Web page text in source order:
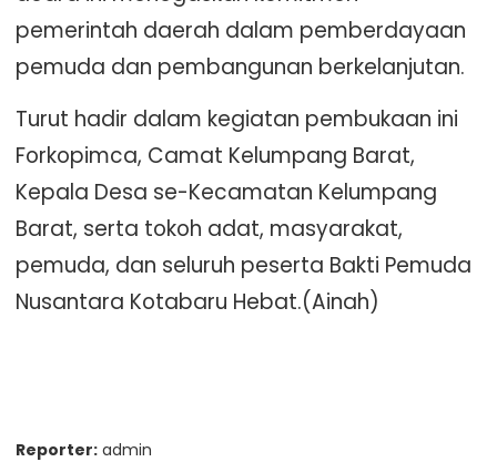
pemerintah daerah dalam pemberdayaan
pemuda dan pembangunan berkelanjutan.
Turut hadir dalam kegiatan pembukaan ini
Forkopimca, Camat Kelumpang Barat,
Kepala Desa se-Kecamatan Kelumpang
Barat, serta tokoh adat, masyarakat,
pemuda, dan seluruh peserta Bakti Pemuda
Nusantara Kotabaru Hebat.(Ainah)
Reporter: admin